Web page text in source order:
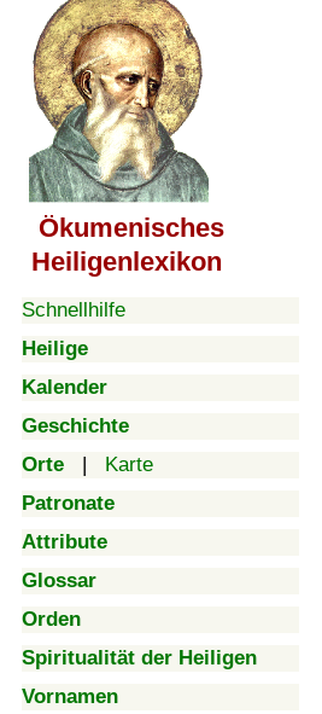
Ökumenisches
Heiligenlexikon
Schnellhilfe
Heilige
Kalender
Geschichte
Orte | Karte
Patronate
Attribute
Glossar
Orden
Spiritualität der Heiligen
Vornamen